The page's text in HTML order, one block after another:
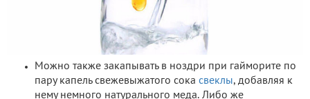
Можно также закапывать в ноздри при гайморите по
пару капель свежевыжатого сока свеклы, добавляя к
нему немного натурального меда. Либо же